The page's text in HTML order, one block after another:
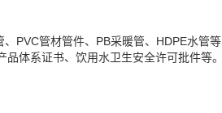
PVC管材管件、PB采暖管、HDPE水管等
体系证书、饮用水卫生安全许可批件等。